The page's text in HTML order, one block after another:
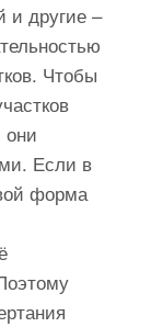
и другие –
Чтобы
они
Если в
форма